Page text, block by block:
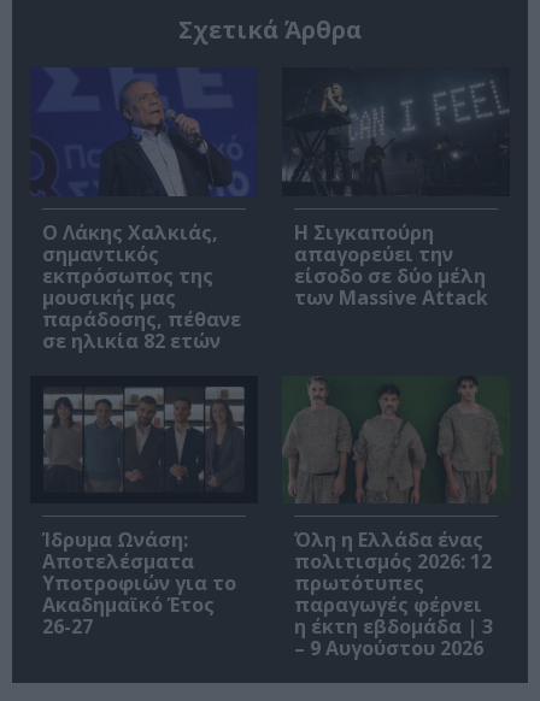
Σχετικά Άρθρα
Ο Λάκης Χαλκιάς,
σημαντικός
εκπρόσωπος της
μουσικής μας
παράδοσης, πέθανε
σε ηλικία 82 ετών
Η Σιγκαπούρη
απαγορεύει την
είσοδο σε δύο μέλη
των Massive Attack
Ίδρυμα Ωνάση:
Αποτελέσματα
Υποτροφιών για το
Ακαδημαϊκό Έτος
26-27
Όλη η Ελλάδα ένας
πολιτισμός 2026: 12
πρωτότυπες
παραγωγές φέρνει
η έκτη εβδομάδα | 3
– 9 Αυγούστου 2026